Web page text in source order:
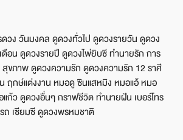
วง วันมงคล ดูดวงทั่วไป ดูดวงรายวัน ดูดวง
อน ดูดวงรายปี ดูดวงไพ่ยิบซี ทำนายรัก การ
สุขภาพ ดูดวงความรัก ดูดวงความรัก 12 ราศี
ฤกษ์แต่งงาน หมอดู ซินแสหมิง หมอแอ้ หมอ
ก้ว ดูดวงอื่นๆ กราฟชีวิต ทำนายฝัน เบอร์โทร
ถ เซียมซี ดูดวงพรหมชาติ